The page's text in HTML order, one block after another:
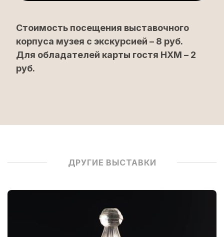
Стоимость посещения выставочного
корпуса музея с экскурсией – 8 руб.
Для обладателей карты гостя НХМ – 2
руб.
ДРУГИЕ ВЫСТАВКИ